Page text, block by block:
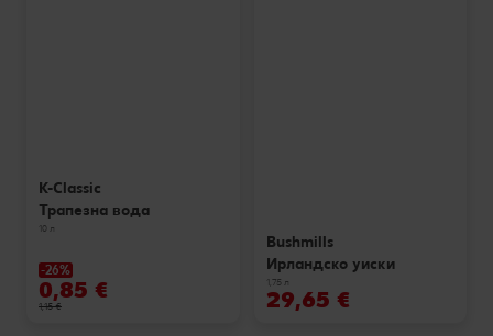
K-Classic
Трапезна вода
10 л
-26%
0,85 €
1,15 €
Bushmills
Ирландско уиски
1,75 л
29,65 €